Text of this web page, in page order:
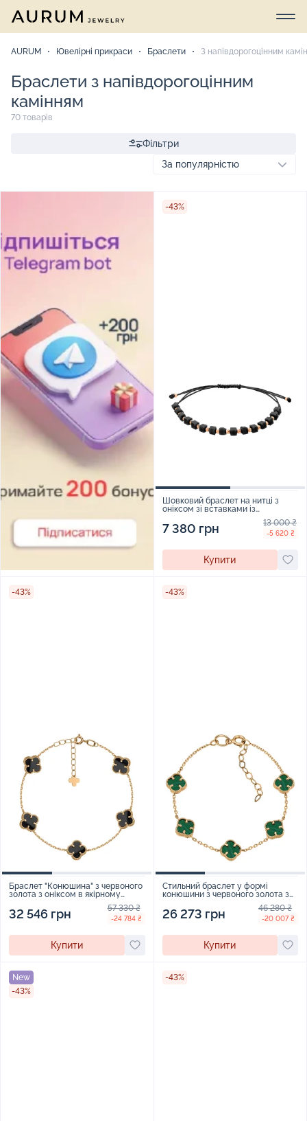
AURUM Ювелірні прикраси Браслети З напівдорогоцінним
Браслети з напівдорогоцінним
камінням
70 товарів
Фільтри
-43%
Шовковий браслет на нитці з
оніксом зі вставками із
червоного золота - 2118626
7 380 грн 13 000 ₴
-5 620 ₴
Купити
-43%
Браслет "Конюшина" з червоного
золота з оніксом в якірному
32 546 грн 57 330 ₴
-24 784 ₴
Купити
-43%
Стильний браслет у формі
конюшини з червоного золота з
якірним плетінням і малахітами -
1915821
26 273 грн 46 280 ₴
-20 007 ₴
Купити
New
-43%
-43%